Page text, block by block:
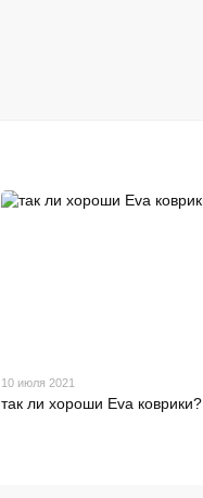
10 июля 2021
так ли хороши Eva коврики?